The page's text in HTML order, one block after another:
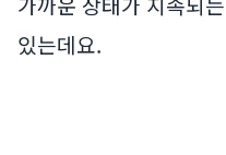
있는데요.